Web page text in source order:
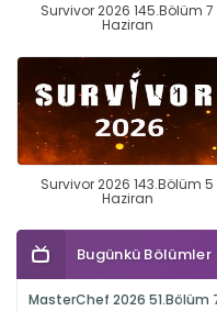
Survivor 2026 145.Bölüm 7
Haziran
Survivor 2026 143.Bölüm 5
Haziran
Bugünkü Bölümler
MasterChef 2026 51.Bölüm